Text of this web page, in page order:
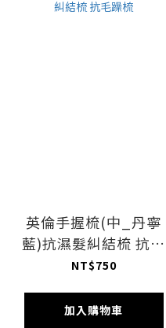
英倫手握梳(中_丹寧
藍)抗濕髮糾結梳 抗毛
躁梳
NT$750
加入購物車